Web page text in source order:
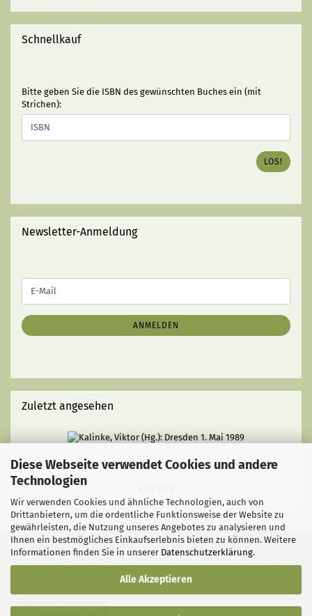
Diese Webseite verwendet Cookies und andere
Technologien
Wir verwenden Cookies und ähnliche Technologien, auch von
Drittanbietern, um die ordentliche Funktionsweise der Website zu
gewährleisten, die Nutzung unseres Angebotes zu analysieren und
Ihnen ein bestmögliches Einkaufserlebnis bieten zu können. Weitere
Informationen finden Sie in unserer Datenschutzerklärung.
Alle Akzeptieren
Schnellkauf
BITTE
GEBEN
SIE
DIE
ISBN
(MIT
STRICHEN):
Bitte geben Sie die ISBN des gewünschten Buches ein (mit
Strichen):
LOS!
Newsletter-Anmeldung
ZUR
NEWSLETTER-
ANMELDUNG
E-
Mail
ANMELDEN
Zuletzt angesehen
Kalinke, Viktor (Hg.): Dresden 1. Mai 1989
Liefer- und Versandkosten|Privatsphäre und Datenschutz
Kontakt Widerrufsrecht
Einstellungen
Vertrag widerrufen